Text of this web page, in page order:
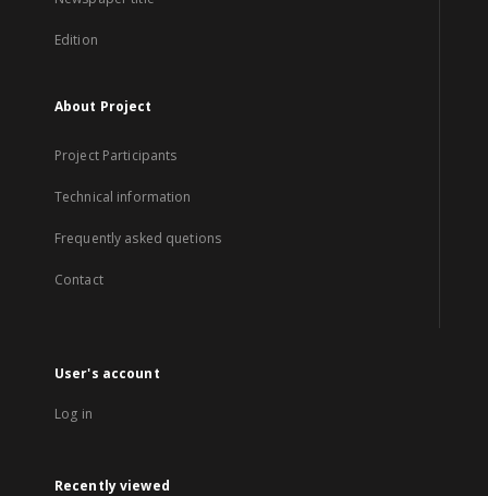
Edition
About Project
Project Participants
Technical information
Frequently asked quetions
Contact
User's account
Log in
Recently viewed